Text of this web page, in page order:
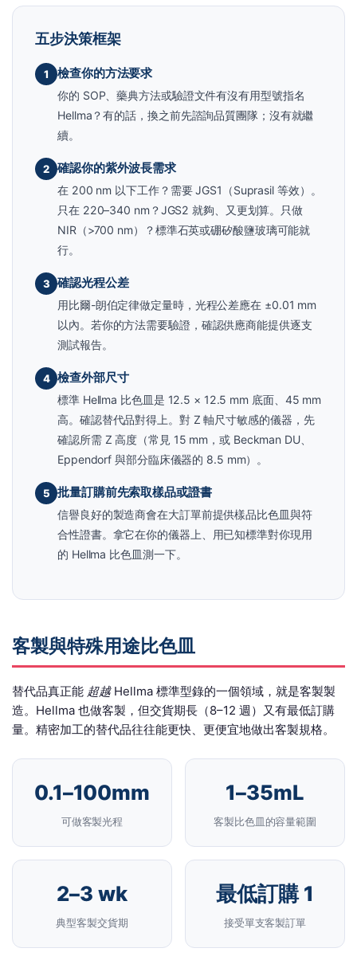
五步決策框架
1 檢查你的方法要求
你的 SOP、藥典方法或驗證文件有沒有用型號指名
Hellma？有的話，換之前先諮詢品質團隊；沒有就繼
續。
2 確認你的紫外波長需求
在 200 nm 以下工作？需要 JGS1（Suprasil 等效）。
只在 220–340 nm？JGS2 就夠、又更划算。只做
NIR（>700 nm）？標準石英或硼矽酸鹽玻璃可能就
行。
3 確認光程公差
用比爾-朗伯定律做定量時，光程公差應在 ±0.01 mm
以內。若你的方法需要驗證，確認供應商能提供逐支
測試報告。
4 檢查外部尺寸
標準 Hellma 比色皿是 12.5 × 12.5 mm 底面、45 mm
高。確認替代品對得上。對 Z 軸尺寸敏感的儀器，先
確認所需 Z 高度（常見 15 mm，或 Beckman DU、
Eppendorf 與部分臨床儀器的 8.5 mm）。
5 批量訂購前先索取樣品或證書
信譽良好的製造商會在大訂單前提供樣品比色皿與符
合性證書。拿它在你的儀器上、用已知標準對你現用
的 Hellma 比色皿測一下。
客製與特殊用途比色皿
替代品真正能 超越Hellma 標準型錄的一個領域，就是客製製
造。Hellma 也做客製，但交貨期長（8–12 週）又有最低訂購
量。精密加工的替代品往往能更快、更便宜地做出客製規格。
0.1–100mm
可做客製光程
1–35mL
客製比色皿的容量範圍
2–3 wk
典型客製交貨期
最低訂購 1
接受單支客製訂單